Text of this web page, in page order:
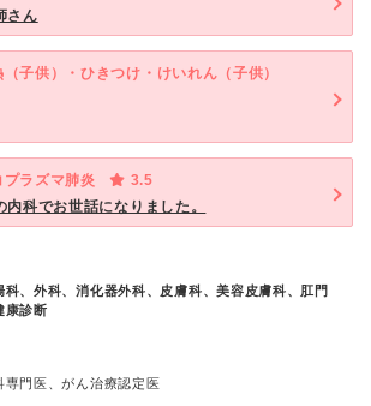
さん
（子供）・ひきつけ・けいれん（子供）
プラズマ肺炎
3.5
科でお世話になりました。
科、外科、消化器外科、皮膚科、美容皮膚科、肛門
康診断
門医、がん治療認定医